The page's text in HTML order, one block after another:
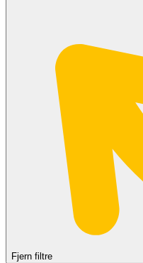
Fjern filtre